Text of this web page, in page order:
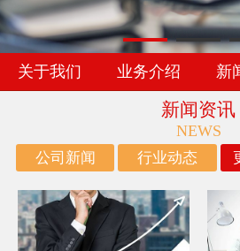
关于我们 业务介绍 新
新闻资讯
NEWS
公司新闻 行业动态